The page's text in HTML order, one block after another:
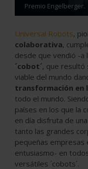
Premio Engelberger.
Universal Robots,
colaborativa,
desde que vendió -a
´cobot´, que resultó
viable del mundo
transformación en
todo el mundo.
países en los que la
en día disfruta de
tanto las grandes
pequeñas empresas
entusiasmo- en
versátiles ´cobots´.